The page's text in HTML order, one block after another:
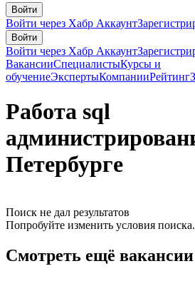
Войти
Войти через Хабр Аккаунт
Войти
Войти через Хабр Аккаунт
ВакансииСпециалистыКурсы и
обучениеЭкспертыКомпанииРейтинг
Работа sql
Петербурге
Поиск не дал результатов
Попробуйте изменить условия поиска.
Смотреть ещё вакансии